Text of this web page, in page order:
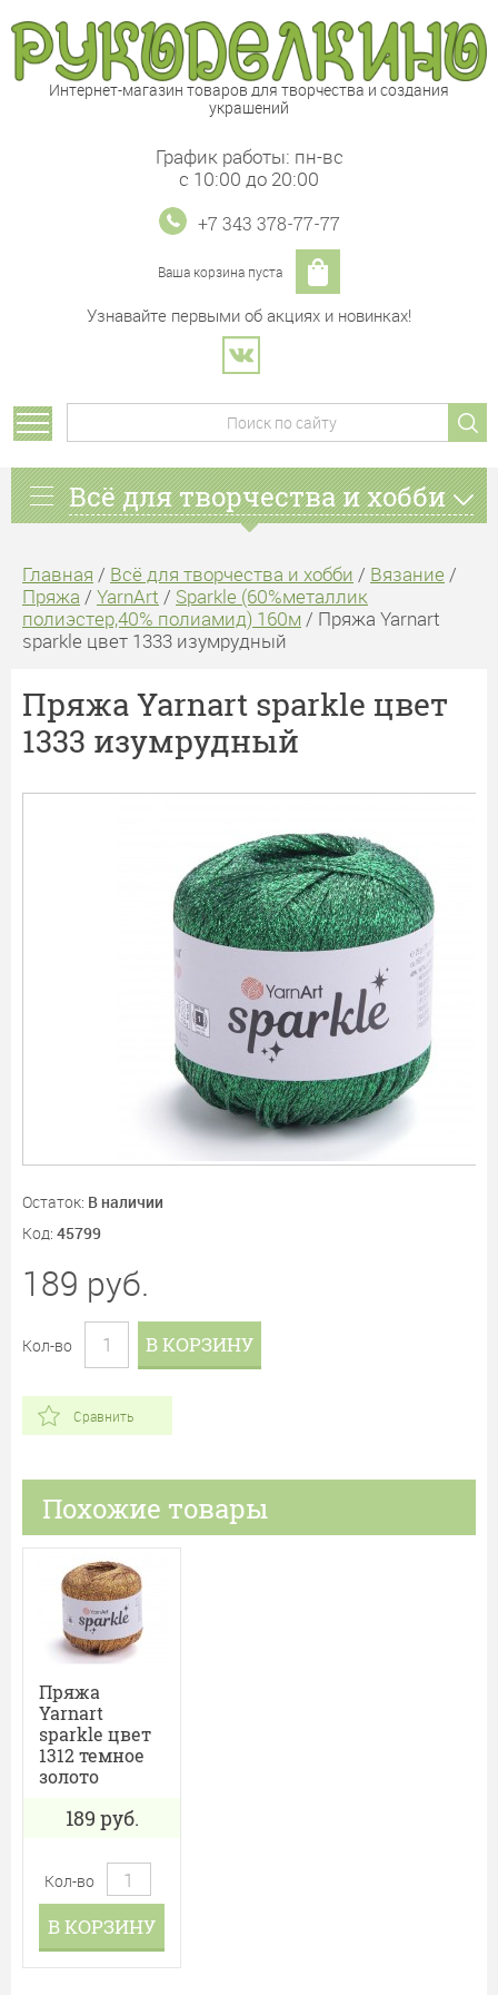
Интернет-магазин товаров для творчества и создания
украшений
Узнавайте первыми об акциях и новинках!
График работы: пн-вс
с 10:00 до 20:00
+7 343 378-77-77
Ваша корзина пуста
Всё для творчества и хобби
Главная / Всё для творчества и хобби / Вязание /
Пряжа / YarnArt / Sparkle (60%металлик
полиэстер,40% полиамид) 160м / Пряжа Yarnart
sparkle цвет 1333 изумрудный
Пряжа Yarnart sparkle цвет
1333 изумрудный
Остаток: В наличии
Код: 45799
189 руб.
Кол-во В КОРЗИНУ
Сравнить
Похожие товары
Пряжа
Yarnart
sparkle цвет
1312 темное
золото
189 руб.
Кол-во
В КОРЗИНУ